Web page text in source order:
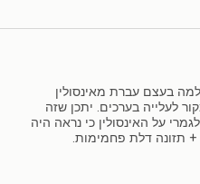
בעצם עברת מאינסולין
לעלייה בערכים. יתכן שזה
על האינסולין כי נראה היה
+ תזונה דלת פחמימות.